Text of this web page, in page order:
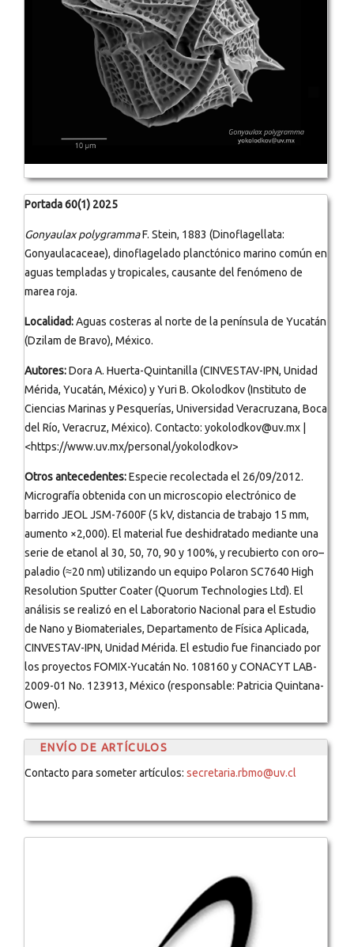
Portada 60(1) 2025
Gonyaulax polygrammaF. Stein, 1883 (Dinoflagellata:
Gonyaulacaceae), dinoflagelado planctónico marino común en
aguas templadas y tropicales, causante del fenómeno de
marea roja.
Localidad:Aguas costeras al norte de la península de Yucatán
(Dzilam de Bravo), México.
Autores:Dora A. Huerta-Quintanilla (CINVESTAV-IPN, Unidad
Mérida, Yucatán, México) y Yuri B. Okolodkov (Instituto de
Ciencias Marinas y Pesquerías, Universidad Veracruzana, Boca
del Río, Veracruz, México). Contacto: yokolodkov@uv.mx |
<https://www.uv.mx/personal/yokolodkov>
Otros antecedentes:Especie recolectada el 26/09/2012.
Micrografía obtenida con un microscopio electrónico de
barrido JEOL JSM-7600F (5 kV, distancia de trabajo 15 mm,
aumento ×2,000). El material fue deshidratado mediante una
serie de etanol al 30, 50, 70, 90 y 100%, y recubierto con oro–
paladio (≈20 nm) utilizando un equipo Polaron SC7640 High
Resolution Sputter Coater (Quorum Technologies Ltd). El
análisis se realizó en el Laboratorio Nacional para el Estudio
de Nano y Biomateriales, Departamento de Física Aplicada,
CINVESTAV-IPN, Unidad Mérida. El estudio fue financiado por
los proyectos FOMIX-Yucatán No. 108160 y CONACYT LAB-
2009-01 No. 123913, México (responsable: Patricia Quintana-
Owen).
ENVÍO DE ARTÍCULOS
Contacto para someter artículos: secretaria.rbmo@uv.cl